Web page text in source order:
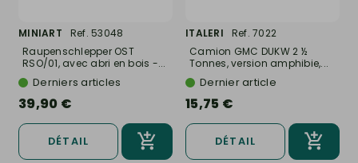
MINIART
Ref. 53048
Raupenschlepper OST
RSO/01, avec abri en bois -...
Derniers articles
39,90 €
DÉTAIL
ITALERI
Ref. 7022
Camion GMC DUKW 2 ½
Tonnes, version amphibie,...
Dernier article
15,75 €
DÉTAIL